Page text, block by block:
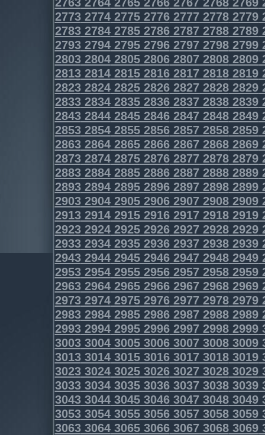
2773277427752776277727782779
2783278427852786278727882789
2793279427952796279727982799
2803280428052806280728082809
2813281428152816281728182819
2823282428252826282728282829
2833283428352836283728382839
2843284428452846284728482849
2853285428552856285728582859
2863286428652866286728682869
2873287428752876287728782879
2883288428852886288728882889
2893289428952896289728982899
2903290429052906290729082909
2913291429152916291729182919
2923292429252926292729282929
2933293429352936293729382939
2943294429452946294729482949
2953295429552956295729582959
2963296429652966296729682969
2973297429752976297729782979
2983298429852986298729882989
2993299429952996299729982999
3003300430053006300730083009
3013301430153016301730183019
3023302430253026302730283029
3033303430353036303730383039
3043304430453046304730483049
3053305430553056305730583059
3063306430653066306730683069